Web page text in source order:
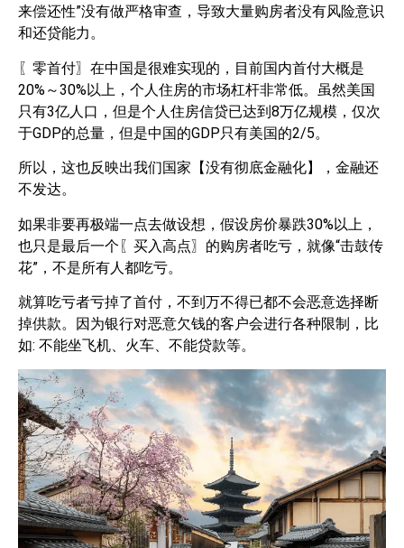
来偿还性”没有做严格审查，导致大量购房者没有风险意识
和还贷能力。
〖零首付〗在中国是很难实现的，目前国内首付大概是
20%～30%以上，个人住房的市场杠杆非常低。虽然美国
只有3亿人口，但是个人住房信贷已达到8万亿规模，仅次
于GDP的总量，但是中国的GDP只有美国的2/5。
所以，这也反映出我们国家【没有彻底金融化】，金融还
不发达。
如果非要再极端一点去做设想，假设房价暴跌30%以上，
也只是最后一个〖买入高点〗的购房者吃亏，就像“击鼓传
花”，不是所有人都吃亏。
就算吃亏者亏掉了首付，不到万不得已都不会恶意选择断
掉供款。因为银行对恶意欠钱的客户会进行各种限制，比
如: 不能坐飞机、火车、不能贷款等。